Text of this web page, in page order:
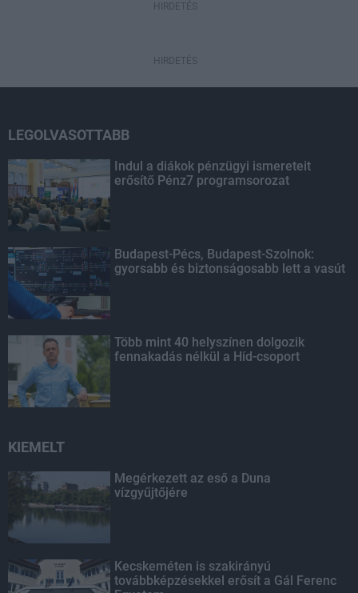
HIRDETÉS
HIRDETÉS
LEGOLVASOTTABB
Indul a diákok pénzügyi ismereteit
erősítő Pénz7 programsorozat
Budapest-Pécs, Budapest-Szolnok:
gyorsabb és biztonságosabb lett a vasút
Több mint 40 helyszínen dolgozik
fennakadás nélkül a Híd-csoport
KIEMELT
Megérkezett az eső a Duna
vízgyűjtőjére
Kecskeméten is szakirányú
továbbképzésekkel erősít a Gál Ferenc